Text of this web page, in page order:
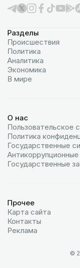
Разделы
Происшествия
Политика
Аналитика
Экономика
В мире
О нас
Пользовательское
Политика
Государственные
Государственные
Прочее
Карта сайта
Контакты
Реклама
©